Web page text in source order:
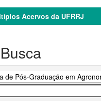
Acervos da UFRRJ